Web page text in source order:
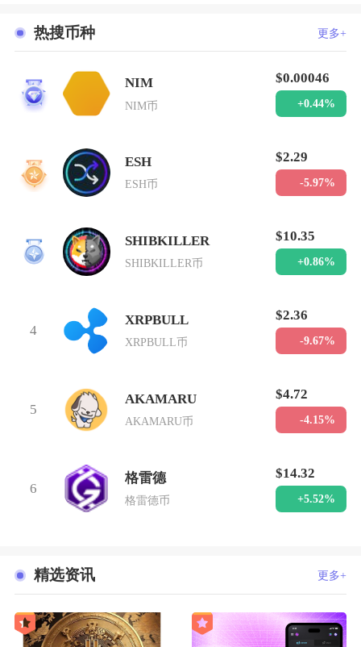
热搜币种 更多+
1
NIM
NIM币
$0.00046
+0.44%
2
ESH
ESH币
$2.29
-5.97%
3
SHIBKILLER
SHIBKILLER币
$10.35
+0.86%
4
XRPBULL
XRPBULL币
$2.36
-9.67%
5
AKAMARU
AKAMARU币
$4.72
-4.15%
6
格雷德
格雷德币
$14.32
+5.52%
精选资讯 更多+